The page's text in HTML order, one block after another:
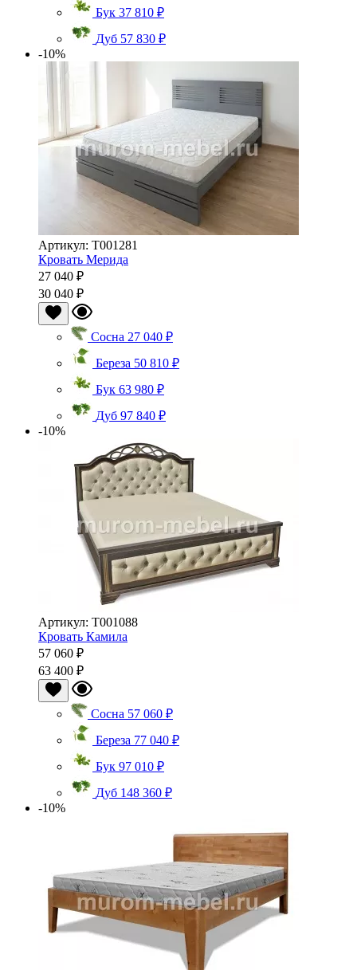
Бук 37 810 ₽
Дуб 57 830 ₽
-10%
Артикул: Т001281
Кровать Мерида
27 040 ₽
30 040 ₽
Сосна 27 040 ₽
Береза 50 810 ₽
Бук 63 980 ₽
Дуб 97 840 ₽
-10%
Артикул: Т001088
Кровать Камила
57 060 ₽
63 400 ₽
Сосна 57 060 ₽
Береза 77 040 ₽
Бук 97 010 ₽
Дуб 148 360 ₽
-10%